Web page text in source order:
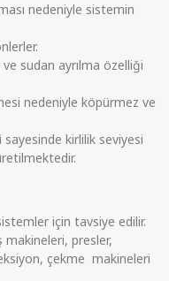
nedeniyle sistemin
sudan ayrılma özelliği
nedeniyle köpürmez ve
kirlilik seviyesi
için tavsiye edilir.
makineleri, presler,
çekme makineleri